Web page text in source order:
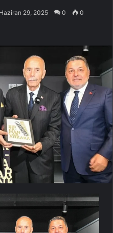
Haziran 29, 2025 0 0